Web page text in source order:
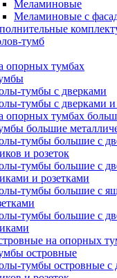
Меламиновые
Меламиновые с
тумб
опорных тумбах
тумбы с дверками
тумбы с дверками
опорных тумбах
большие
тумбы большие с
и розеток
тумбы большие с
и розетками
тумбы большие с
тумбы большие с
на опорных
островные
тумбы островные с